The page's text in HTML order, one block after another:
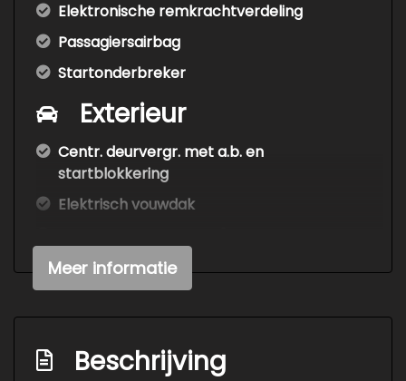
Elektronische remkrachtverdeling
Passagiersairbag
Startonderbreker
Exterieur
Centr. deurvergr. met a.b. en
startblokkering
Elektrisch vouwdak
Interieur
Elektrische ramen voor
Stuur en versnellingspook (kunst)leder
Meer informatie
Beschrijving